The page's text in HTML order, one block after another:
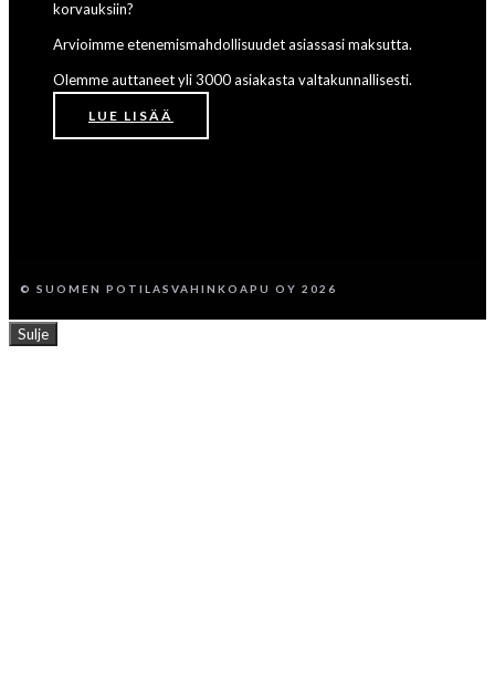
korvauksiin?
Arvioimme etenemismahdollisuudet asiassasi maksutta.
Olemme auttaneet yli 3000 asiakasta valtakunnallisesti.
LUE LISÄÄ
© SUOMEN POTILASVAHINKOAPU OY 2026
Sulje